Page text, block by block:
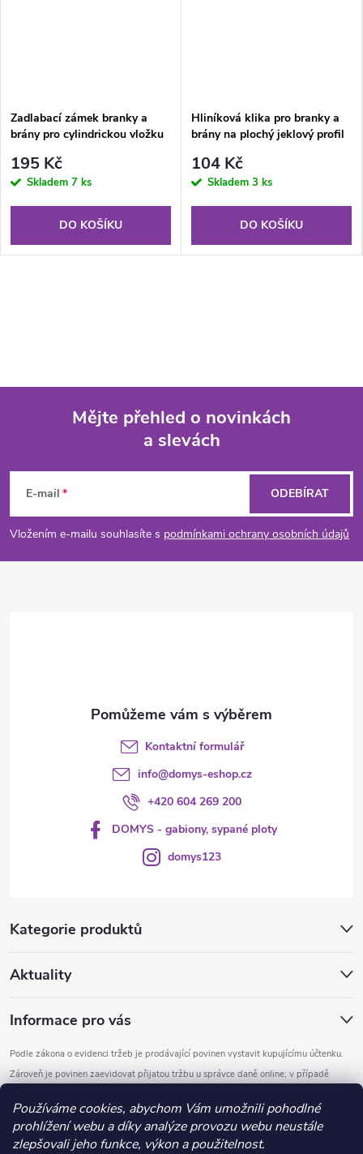
Používáme cookies, abychom Vám umožnili pohodlné
prohlížení webu a díky analýze provozu webu neustále
zlepšovali jeho funkce, výkon a použitelnost.
Zadlabací zámek branky a
brány pro cylindrickou vložku
195 Kč
Skladem 7 ks
DO KOŠÍKU
Hliníková klika pro branky a
brány na plochý jeklový profil
104 Kč
Skladem 3 ks
DO KOŠÍKU
p
a
Mějte přehled o novinkách
a slevách
E-mail
Vložením e-mailu souhlasíte s podmínkami ochrany osobních údajů
ODEBÍRAT
Kategorie produktů
Aktuality
Informace pro vás
Podle zákona o evidenci tržeb je prodávající povinen vystavit kupujícímu účtenku.
Zároveň je povinen zaevidovat přijatou tržbu u správce daně online; v případě
Kontaktní formulář
info@domys-eshop.cz
+420 604 269 200
DOMYS - gabiony, sypané ploty
domys123
Copyright 2026DOMYS. Všechna práva vyhrazena.